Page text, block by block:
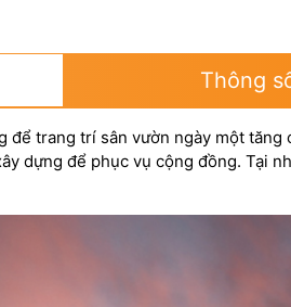
Thông
để trang trí sân vườn ngày một
dựng để phục vụ cộng đồng. Tại